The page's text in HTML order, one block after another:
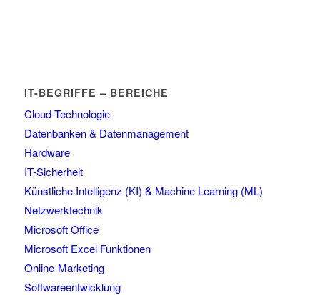
IT-BEGRIFFE – BEREICHE
Cloud-Technologie
Datenbanken & Datenmanagement
Hardware
IT-Sicherheit
Künstliche Intelligenz (KI) & Machine Learning (ML)
Netzwerktechnik
Microsoft Office
Microsoft Excel Funktionen
Online-Marketing
Softwareentwicklung